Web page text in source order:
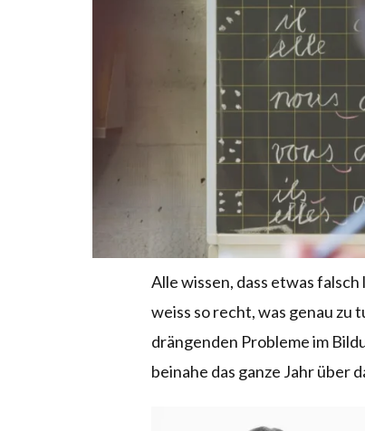
Alle wissen, dass etwas falsch
weiss so recht, was genau zu
drängenden Probleme im
beinahe das ganze Jahr über